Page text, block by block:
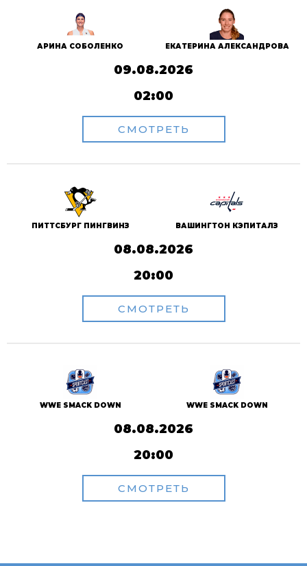
АРИНА СОБОЛЕНКО ЕКАТЕРИНА АЛЕКСАНДРОВА
09.08.2026
02:00
СМОТРЕТЬ
ПИТТСБУРГ ПИНГВИНЗ ВАШИНГТОН КЭПИТАЛЗ
08.08.2026
20:00
СМОТРЕТЬ
WWE SMACK DOWN WWE SMACK DOWN
08.08.2026
20:00
СМОТРЕТЬ